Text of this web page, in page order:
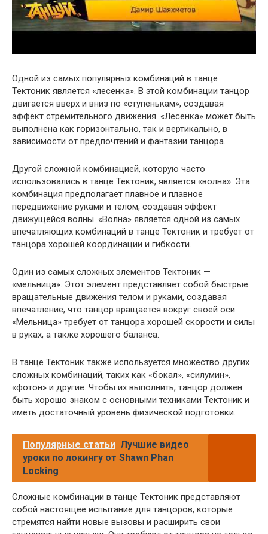
Одной из самых популярных комбинаций в танце
Тектоник является «лесенка». В этой комбинации танцор
двигается вверх и вниз по «ступенькам», создавая
эффект стремительного движения. «Лесенка» может быть
выполнена как горизонтально, так и вертикально, в
зависимости от предпочтений и фантазии танцора.
Другой сложной комбинацией, которую часто
использовались в танце Тектоник, является «волна». Эта
комбинация предполагает плавное и плавное
передвижение руками и телом, создавая эффект
движущейся волны. «Волна» является одной из самых
впечатляющих комбинаций в танце Тектоник и требует от
танцора хорошей координации и гибкости.
Один из самых сложных элементов Тектоник —
«мельница». Этот элемент представляет собой быстрые
вращательные движения телом и руками, создавая
впечатление, что танцор вращается вокруг своей оси.
«Мельница» требует от танцора хорошей скорости и силы
в руках, а также хорошего баланса.
В танце Тектоник также используется множество других
сложных комбинаций, таких как «бокал», «силумин»,
«фотон» и другие. Чтобы их выполнить, танцор должен
быть хорошо знаком с основными техниками Тектоник и
иметь достаточный уровень физической подготовки.
Популярные статьи Лучшие видео
уроки по локингу от Shawn Phan
Locking
Сложные комбинации в танце Тектоник представляют
собой настоящее испытание для танцоров, которые
стремятся найти новые вызовы и расширить свои